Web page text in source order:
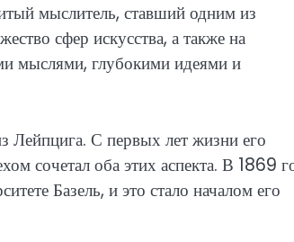
мыслитель, ставший одним из
сфер искусства, а также на
мыслями, глубокими идеями и
Лейпцига. С первых лет жизни его
сочетал оба этих аспекта. В 1869
Базель, и это стало началом его